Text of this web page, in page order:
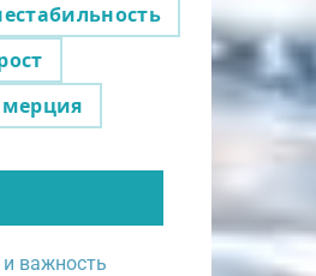
важность